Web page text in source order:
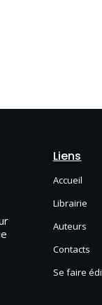
Liens
Accueil
Librairie
Auteurs
Contacts
Se faire